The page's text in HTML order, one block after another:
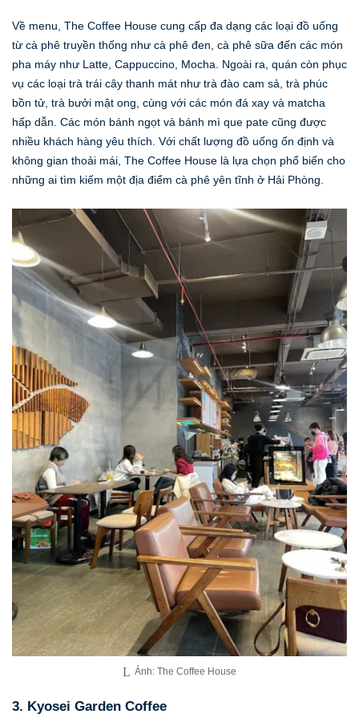
Về menu, The Coffee House cung cấp đa dạng các loại đồ uống
từ cà phê truyền thống như cà phê đen, cà phê sữa đến các món
pha máy như Latte, Cappuccino, Mocha. Ngoài ra, quán còn phục
vụ các loại trà trái cây thanh mát như trà đào cam sả, trà phúc
bồn tử, trà bưởi mật ong, cùng với các món đá xay và matcha
hấp dẫn. Các món bánh ngọt và bánh mì que pate cũng được
nhiều khách hàng yêu thích. Với chất lượng đồ uống ổn định và
không gian thoải mái, The Coffee House là lựa chọn phổ biến cho
những ai tìm kiếm một địa điểm cà phê yên tĩnh ở Hải Phòng.
Ảnh: The Coffee House
3. Kyosei Garden Coffee